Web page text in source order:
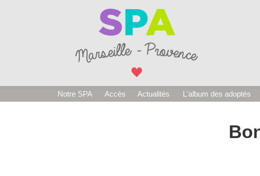
Notre SPA Accès Actualités L'album des adoptés